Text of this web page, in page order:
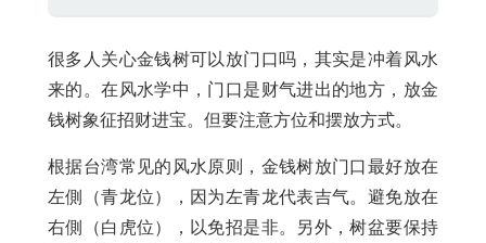
很多人关心金钱树可以放门口吗，其实是冲着风水
来的。在风水学中，门口是财气进出的地方，放金
钱树象征招财进宝。但要注意方位和摆放方式。
根据台湾常见的风水原则，金钱树放门口最好放在
左側（青龙位），因为左青龙代表吉气。避免放在
右側（白虎位），以免招是非。另外，树盆要保持